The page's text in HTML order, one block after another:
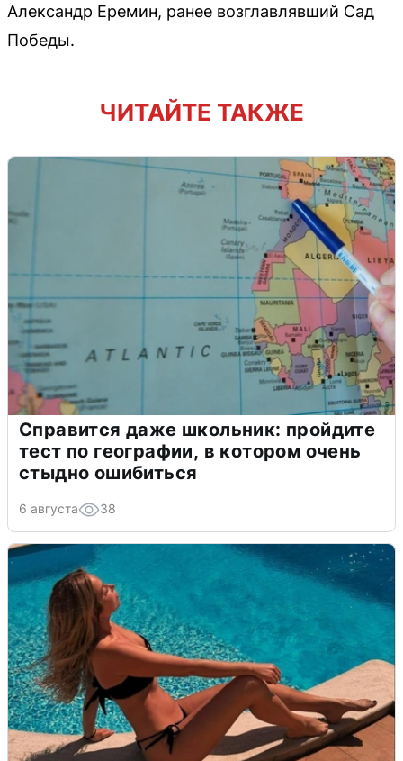
Александр Еремин, ранее возглавлявший Сад
Победы.
ЧИТАЙТЕ ТАКЖЕ
Справится даже школьник: пройдите
тест по географии, в котором очень
стыдно ошибиться
6 августа 38